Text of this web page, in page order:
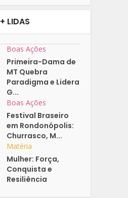
+ LIDAS
Boas Ações
Primeira-Dama de
MT Quebra
Paradigma e Lidera
G...
Boas Ações
Festival Braseiro
em Rondonópolis:
Churrasco, M...
Matéria
Mulher: Força,
Conquista e
Resiliência